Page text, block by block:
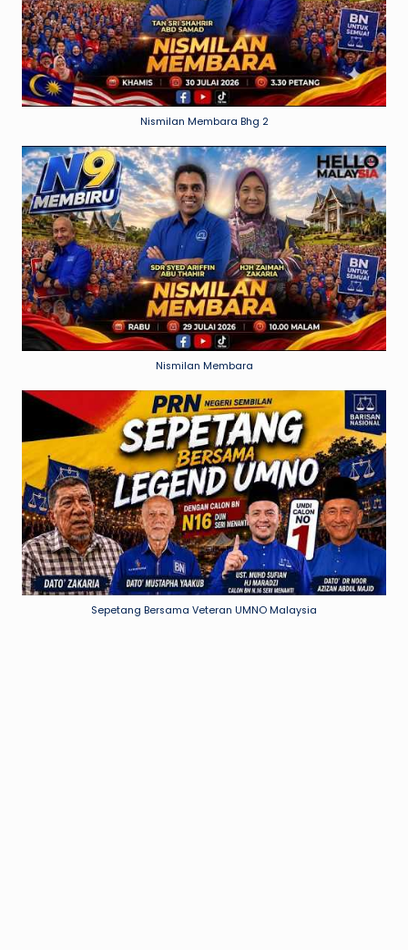
Nismilan Membara Bhg 2
Nismilan Membara
Sepetang Bersama Veteran UMNO Malaysia